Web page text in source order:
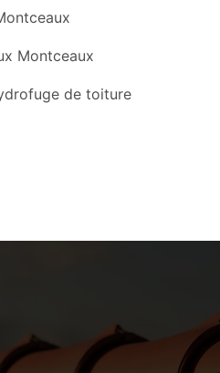
Montceaux
de toiture